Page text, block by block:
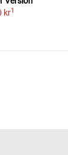
kr1